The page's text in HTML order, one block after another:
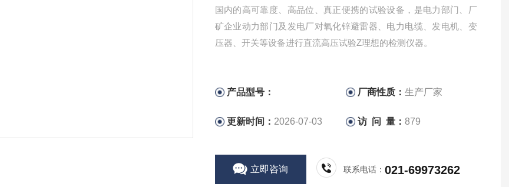
国内的高可靠度、高品位、真正便携的试验设备，是电力部门、厂
矿企业动力部门及发电厂对氧化锌避雷器、电力电缆、发电机、变
压器、开关等设备进行直流高压试验Z理想的检测仪器。
产品型号： 厂商性质：生产厂家
更新时间： 2026-07-03 访 问 量：879
立即咨询 联系电话：021-69973262